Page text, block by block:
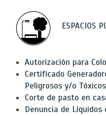
ESPACIOS
Autorización para
Certificado
Peligrosos y/o Tóxicos
Corte de pasto en
Denuncia de Líquidos